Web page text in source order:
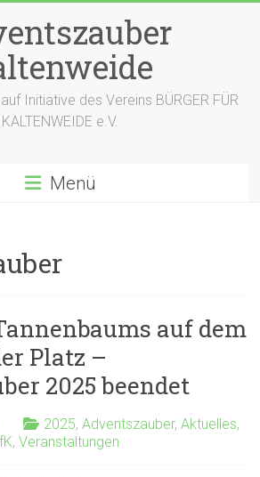
Initiative des Vereins BÜRGER FÜR
KALTENWEIDE e.V.
Menü
auf dem
Platz –
2025 beendet
2025,Adventszauber,Aktuelles,
,Veranstaltungen